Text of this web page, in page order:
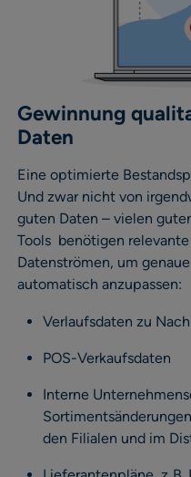
Gewinnung
Daten
Eine optimierte
Und zwar nicht von
guten Daten – vielen
Tools benötigen
Datenströmen, um
automatisch anzupassen:
Verlaufsdaten zu
POS-Verkaufsdaten
Interne
den Filialen und im